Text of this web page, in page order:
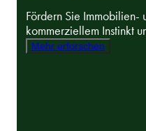
Fördern Sie Immobilien-
kommerziellem Instinkt
Mehr erforschen